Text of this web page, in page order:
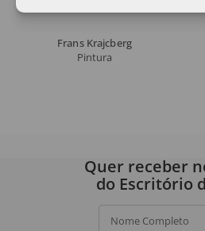
Frans Krajcberg
Pintura
Quer receber
do Escritório
Nome Completo